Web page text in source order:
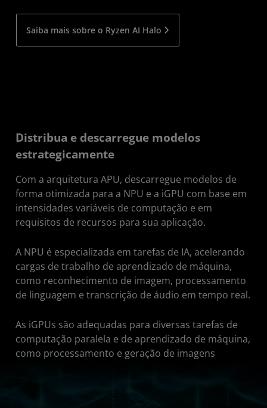
Saiba mais sobre o Ryzen AI Halo
Distribua e descarregue modelos
estrategicamente
Com a arquitetura APU, descarregue modelos de
forma otimizada para a NPU e a iGPU com base em
intensidades variáveis de computação e em
requisitos de recursos para sua aplicação.
A NPU é especializada em tarefas de IA, acelerando
cargas de trabalho de aprendizado de máquina,
como reconhecimento de imagem, processamento
de linguagem e transcrição de áudio em tempo real.
As iGPUs são adequadas para diversas tarefas de
computação paralela e de aprendizado de máquina,
como processamento e geração de imagens